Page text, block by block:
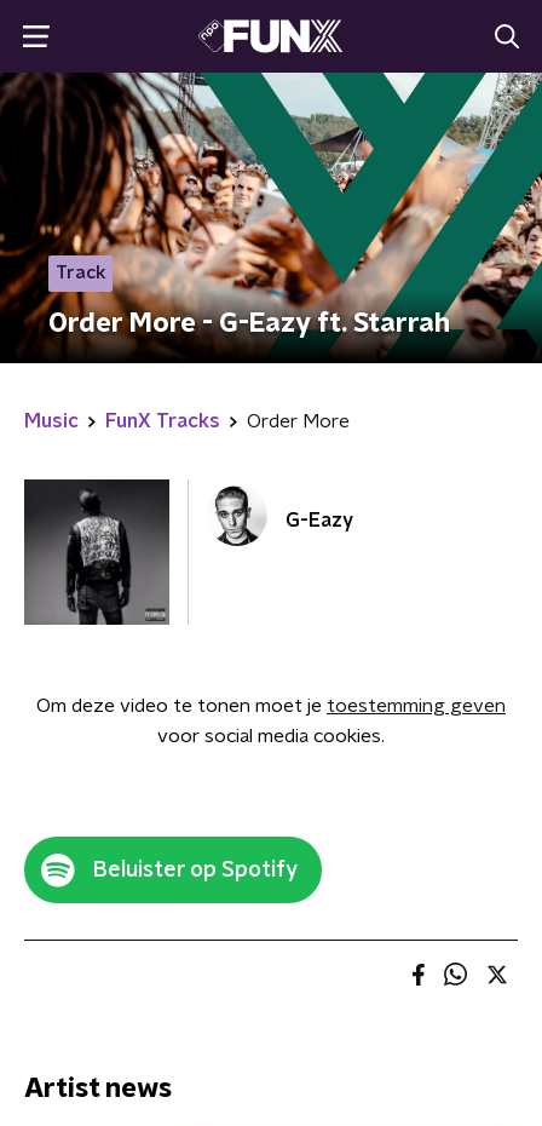
Track
Order More - G-Eazy ft. Starrah
Music FunX Tracks Order More
G-Eazy
Om deze video te tonen moet je toestemming geven
voor social media cookies.
Beluister op Spotify
Artist news